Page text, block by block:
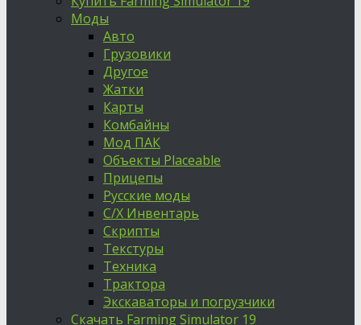
Моды
Авто
Грузовики
Другое
Жатки
Карты
Комбайны
Мод ПАК
Объекты Placeable
Прицепы
Русские моды
С/Х Инвентарь
Скрипты
Текстуры
Техника
Трактора
Экскаваторы и погрузчики
Скачать Farming Simulator 19